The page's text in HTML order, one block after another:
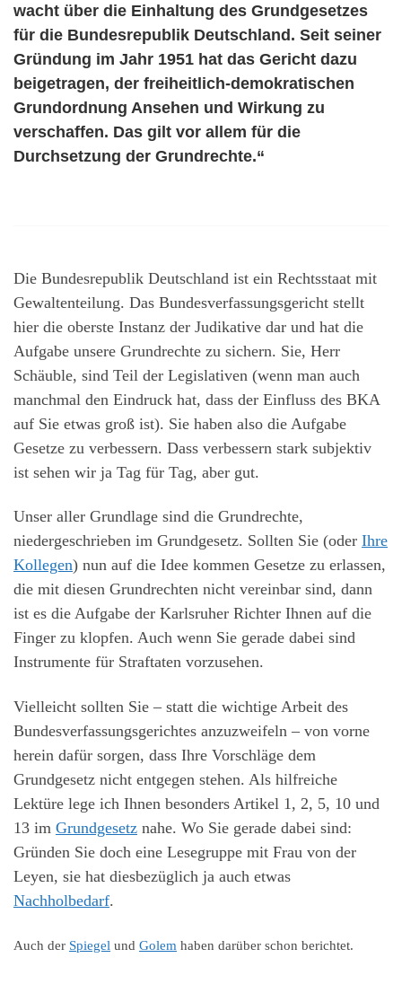
wacht über die Einhaltung des Grundgesetzes
für die Bundesrepublik Deutschland. Seit seiner
Gründung im Jahr 1951 hat das Gericht dazu
beigetragen, der freiheitlich-demokratischen
Grundordnung Ansehen und Wirkung zu
verschaffen. Das gilt vor allem für die
Durchsetzung der Grundrechte.“
Die Bundesrepublik Deutschland ist ein Rechtsstaat mit
Gewaltenteilung. Das Bundesverfassungsgericht stellt
hier die oberste Instanz der Judikative dar und hat die
Aufgabe unsere Grundrechte zu sichern. Sie, Herr
Schäuble, sind Teil der Legislativen (wenn man auch
manchmal den Eindruck hat, dass der Einfluss des BKA
auf Sie etwas groß ist). Sie haben also die Aufgabe
Gesetze zu verbessern. Dass verbessern stark subjektiv
ist sehen wir ja Tag für Tag, aber gut.
Unser aller Grundlage sind die Grundrechte,
niedergeschrieben im Grundgesetz. Sollten Sie (oder Ihre
Kollegen) nun auf die Idee kommen Gesetze zu erlassen,
die mit diesen Grundrechten nicht vereinbar sind, dann
ist es die Aufgabe der Karlsruher Richter Ihnen auf die
Finger zu klopfen. Auch wenn Sie gerade dabei sind
Instrumente für Straftaten vorzusehen.
Vielleicht sollten Sie – statt die wichtige Arbeit des
Bundesverfassungsgerichtes anzuzweifeln – von vorne
herein dafür sorgen, dass Ihre Vorschläge dem
Grundgesetz nicht entgegen stehen. Als hilfreiche
Lektüre lege ich Ihnen besonders Artikel 1, 2, 5, 10 und
13 im Grundgesetz nahe. Wo Sie gerade dabei sind:
Gründen Sie doch eine Lesegruppe mit Frau von der
Leyen, sie hat diesbezüglich ja auch etwas
Nachholbedarf.
Auch der Spiegel und Golem haben darüber schon berichtet.